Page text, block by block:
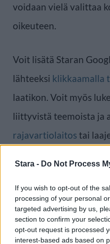
Stara - Do Not Process
If you wish to opt-out of the
processing of your personal
targeted advertising by us,
section to confirm your
opt-out request is processed
interest-based ads based on
voidaan vielä valittaa
oikeuteen.
Voit lisätä Staran
lähteeksi klikkaamalla
laatikon. Voit myös
liittyvistä teemoista ja
rajavartiolaitos tai
Ilmoita virheestä Tietoa meistä ·